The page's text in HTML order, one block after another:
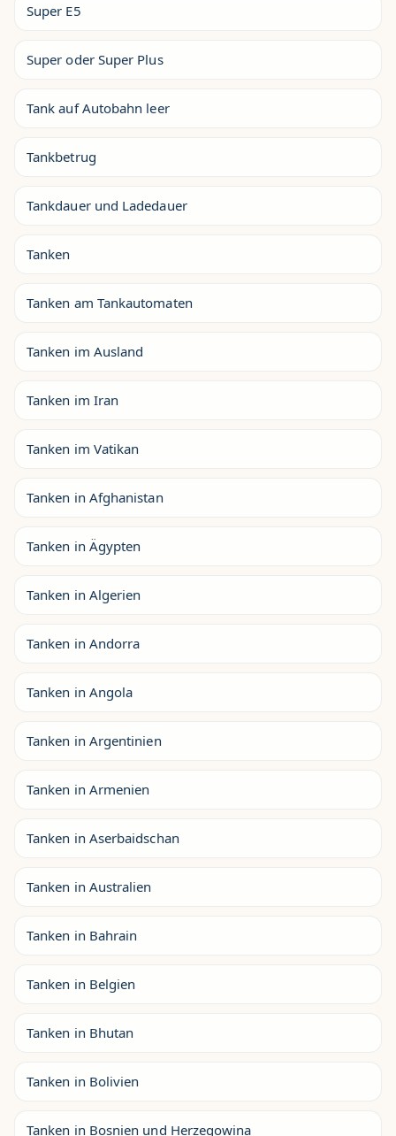
Super E5
Super oder Super Plus
Tank auf Autobahn leer
Tankbetrug
Tankdauer und Ladedauer
Tanken
Tanken am Tankautomaten
Tanken im Ausland
Tanken im Iran
Tanken im Vatikan
Tanken in Afghanistan
Tanken in Ägypten
Tanken in Algerien
Tanken in Andorra
Tanken in Angola
Tanken in Argentinien
Tanken in Armenien
Tanken in Aserbaidschan
Tanken in Australien
Tanken in Bahrain
Tanken in Belgien
Tanken in Bhutan
Tanken in Bolivien
Tanken in Bosnien und Herzegowina